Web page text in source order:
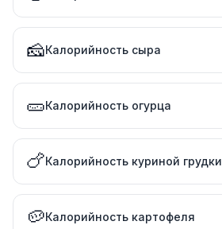
🧀Калорийность сыра
🥒Калорийность огурца
🍗Калорийность куриной грудки
🥔Калорийность картофеля